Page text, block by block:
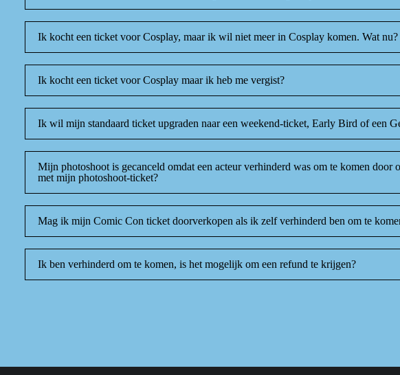
Ik kocht een ticket voor Cosplay, maar ik wil niet meer in Cosplay komen. Wat nu?
Ik kocht een ticket voor Cosplay maar ik heb me vergist?
Ik wil mijn standaard ticket upgraden naar een weekend-ticket, Early Bird of een
Mijn photoshoot is gecanceld omdat een acteur verhinderd was om te komen door
met mijn photoshoot-ticket?
Mag ik mijn Comic Con ticket doorverkopen als ik zelf verhinderd ben om te
Ik ben verhinderd om te komen, is het mogelijk om een refund te krijgen?